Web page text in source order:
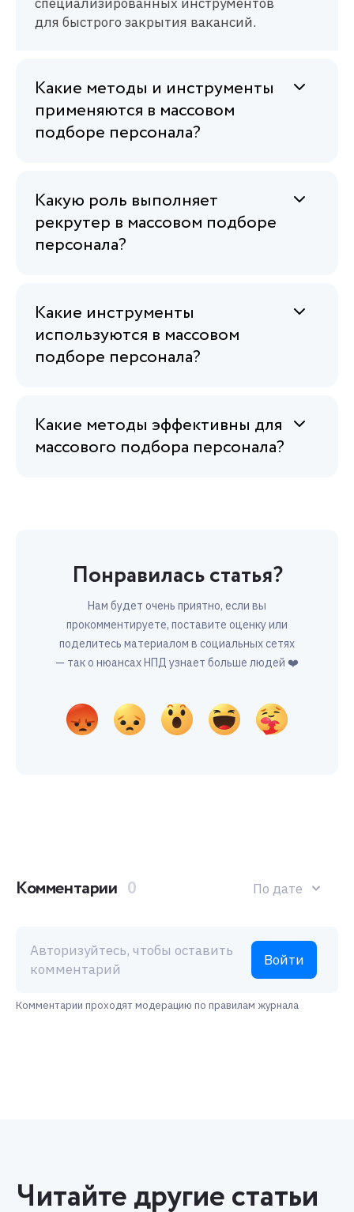
для быстрого закрытия вакансий.
Какие методы и инструменты
применяются в массовом
подборе персонала?
Какую роль выполняет
рекрутер в массовом подборе
персонала?
Какие инструменты
используются в массовом
подборе персонала?
Какие методы эффективны для
массового подбора персонала?
Понравилась статья?
Нам будет очень приятно, если вы
прокомментируете, поставите оценку или
поделитесь материалом в социальных сетях
— так о нюансах НПД узнает больше людей ❤️
Комментарии 0 По дате
Авторизуйтесь, чтобы оставить
комментарий
Войти
Комментарии проходят модерацию по правилам журнала
Читайте другие статьи